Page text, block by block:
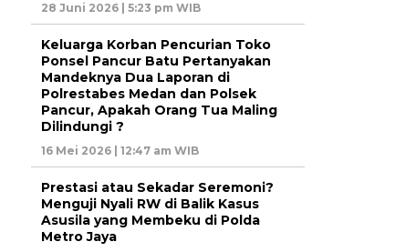
28 Juni 2026 | 5:23 pm WIB
Keluarga Korban Pencurian Toko
Ponsel Pancur Batu Pertanyakan
Mandeknya Dua Laporan di
Polrestabes Medan dan Polsek
Pancur, Apakah Orang Tua Maling
Dilindungi ?
16 Mei 2026 | 12:47 am WIB
Prestasi atau Sekadar Seremoni?
Menguji Nyali RW di Balik Kasus
Asusila yang Membeku di Polda
Metro Jaya